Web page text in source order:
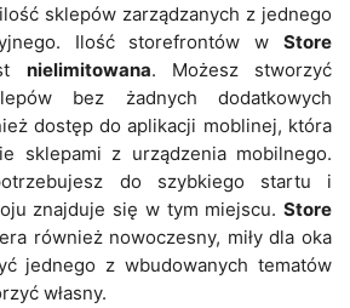
sklepów zarządzanych z jednego
Ilość storefrontów w Store
nielimitowana. Możesz stworzyć
bez żadnych dodatkowych
dostęp do aplikacji moblinej, która
sklepami z urządzenia mobilnego.
do szybkiego startu i
znajduje się w tym miejscu. Store
również nowoczesny, miły dla oka
jednego z wbudowanych tematów
własny.